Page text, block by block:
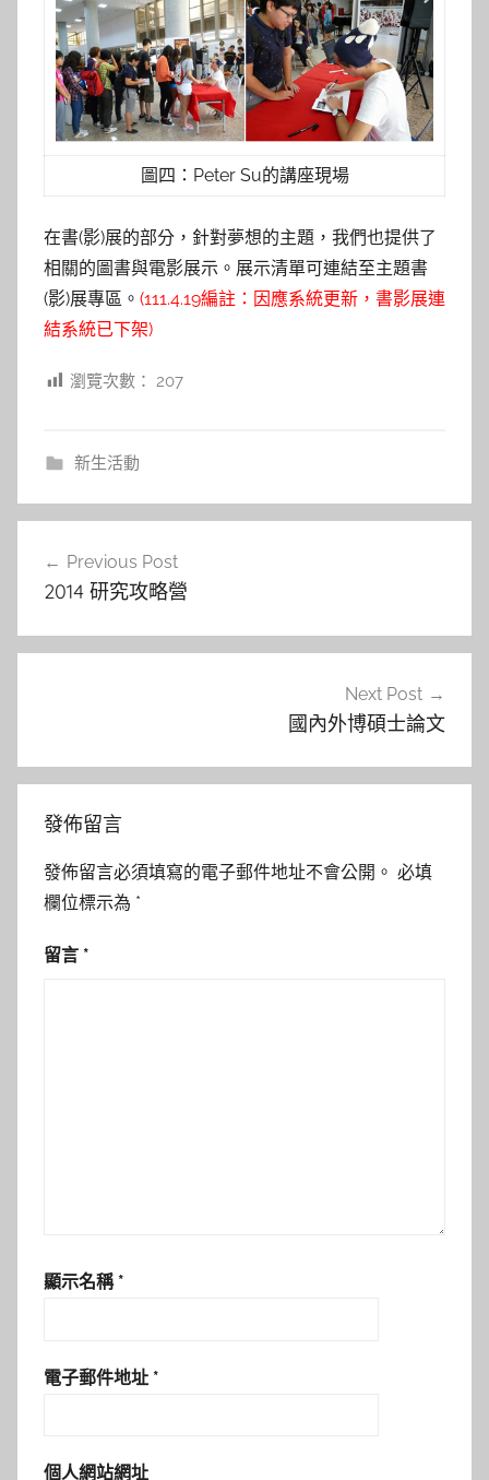
圖四：Peter Su的講座現場
在書(影)展的部分，針對夢想的主題，我們也提供了
相關的圖書與電影展示。展示清單可連結至主題書
(影)展專區。 (111.4.19編註：因應系統更新，書影展連
結系統已下架)
瀏覽次數： 207
新生活動
覽
Previous Post
2014 研究攻略營
Next Post
國內外博碩士論文
發佈留言
發佈留言必須填寫的電子郵件地址不會公開。 必填
欄位標示為 *
留言 *
顯示名稱 *
電子郵件地址 *
個人網站網址